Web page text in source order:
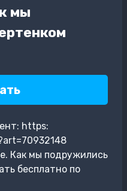
мы
https:
Как мы подружились
бесплатно по